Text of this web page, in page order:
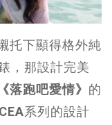
托下顯得格外純
，那設計完美
《落跑吧愛情》 的
系列的設計